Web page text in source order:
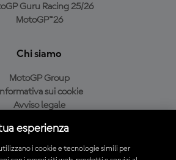
Guru Racing 25/26
MotoGP™26
Chi siamo
MotoGP Group
sui cookie
Avviso legale
di acquisto
esperienza
i cookie e tecnologie simili per